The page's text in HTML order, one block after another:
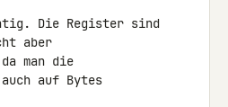
Die Register sind
aber
man die
auf Bytes